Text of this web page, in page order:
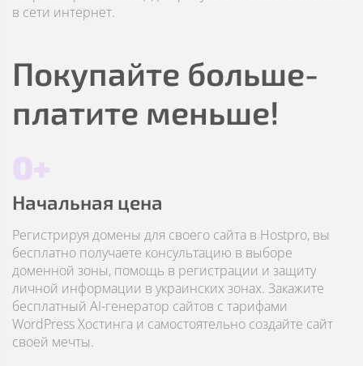
в сети интернет.
Покупайте больше-
платите меньше!
0+
Начальная цена
Регистрируя домены для своего сайта в Hostpro, вы
бесплатно получаете консультацию в выборе
доменной зоны, помощь в регистрации и защиту
личной информации в украинских зонах. Закажите
бесплатный AI-генератор сайтов с тарифами
WordPress Хостинга и самостоятельно создайте сайт
своей мечты.